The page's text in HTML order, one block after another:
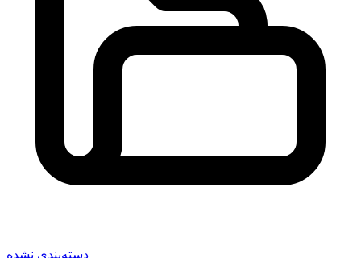
دسته‌بندی نشده